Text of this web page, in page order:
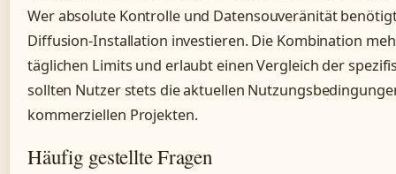
Wer absolute Kontrolle und Datensouveränität
Diffusion-Installation investieren. Die Kombination
täglichen Limits und erlaubt einen Vergleich der
sollten Nutzer stets die aktuellen
kommerziellen Projekten.
Häufig gestellte Fragen